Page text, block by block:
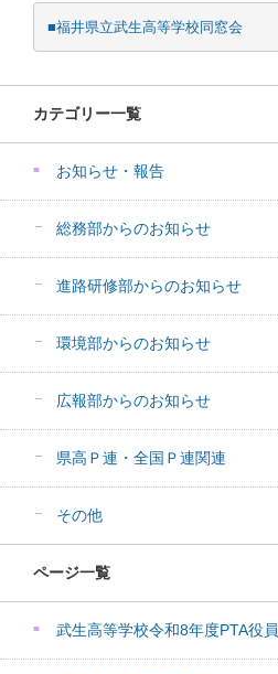
■福井県立武生高等学校同窓会
カテゴリー一覧
お知らせ・報告
総務部からのお知らせ
進路研修部からのお知らせ
環境部からのお知らせ
広報部からのお知らせ
県高Ｐ連・全国Ｐ連関連
その他
ページ一覧
武生高等学校令和8年度PTA役員